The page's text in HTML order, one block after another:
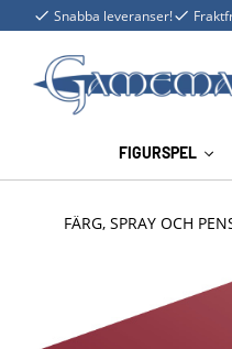
Snabba leveranser!
FIGURSPEL
FÄRG, SPRAY OCH